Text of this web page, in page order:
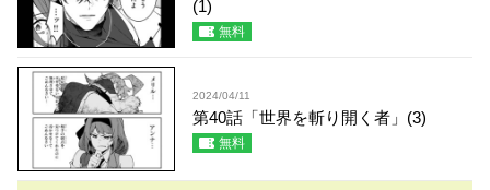
(1)
無料
2024/04/11
第40話「世界を斬り開く者」(3)
無料